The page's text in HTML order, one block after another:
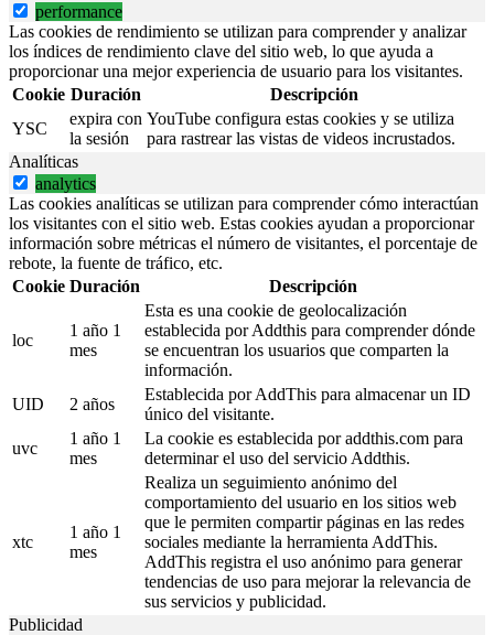
performance
Las cookies de rendimiento se utilizan para comprender y analizar
los índices de rendimiento clave del sitio web, lo que ayuda a
proporcionar una mejor experiencia de usuario para los visitantes.
Cookie Duración
Descripción
YSC
expira con
la sesión
YouTube configura estas cookies y se utiliza
para rastrear las vistas de videos incrustados.
Analíticas
analytics
Las cookies analíticas se utilizan para comprender cómo interactúan
los visitantes con el sitio web. Estas cookies ayudan a proporcionar
información sobre métricas el número de visitantes, el porcentaje de
rebote, la fuente de tráfico, etc.
Cookie Duración Descripción
loc
1 año 1
mes
Esta es una cookie de geolocalización
establecida por Addthis para comprender dónde
se encuentran los usuarios que comparten la
información.
UID
2 años
Establecida por AddThis para almacenar un ID
único del visitante.
uvc
1 año 1
mes
La cookie es establecida por addthis.com para
determinar el uso del servicio Addthis.
xtc
1 año 1
mes
Realiza un seguimiento anónimo del
comportamiento del usuario en los sitios web
que le permiten compartir páginas en las redes
sociales mediante la herramienta AddThis.
AddThis registra el uso anónimo para generar
tendencias de uso para mejorar la relevancia de
sus servicios y publicidad.
Publicidad